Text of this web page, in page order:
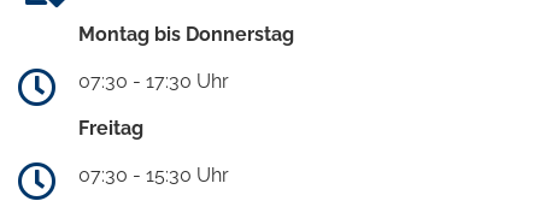
Montag bis Donnerstag
07:30 - 17:30 Uhr
Freitag
07:30 - 15:30 Uhr